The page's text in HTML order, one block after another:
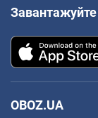
OBOZ.UA